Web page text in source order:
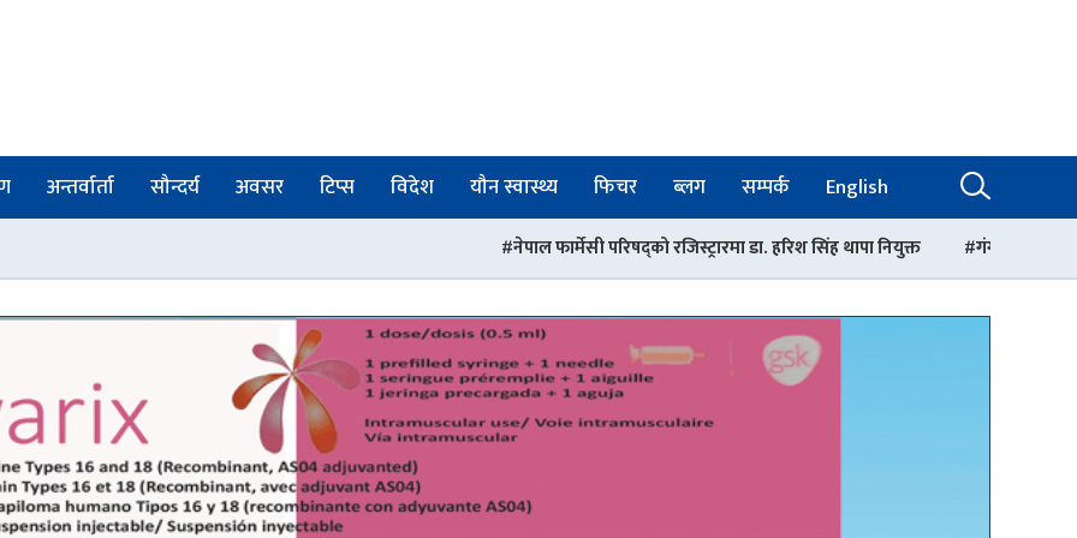
अन्तर्वार्ता सौन्दर्य अवसर टिप्स विदेश यौन स्वास्थ्य फिचर ब्लग सम्पर्क English
नेपाल फार्मेसी परिषद्को रजिस्ट्रारमा डा. हरिश सिंह थापा नियुक्त गंगालाल अस्पतालको निर्देशकमा डा.